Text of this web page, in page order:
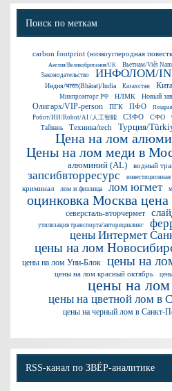
Поиск по меткам
carbon footprint (низкоуглеродная
Англия/Великобритания/UK Вьетнам/Việt Nam
Законодательство ИНФОЛОМ/
Индия/भारत(Bhārat)/India Казахстан
Минпромторг РФ НЛМК Новый
Олигарх/VIP-person ПГК ПФО
Робот/ИИ/Robot/AI /人工智能 СЗФО СФО
Тайвань Техника/tech Турция/
Цена на лом
Цены на лом меди в
алюминий (AL) водный
запсибвторресурс инвестиционная
криминал лом и физлица лом югмет
оцинковка Москва цена
северсталь-вторчермет
утилизация транспорта/авторециклинг
цены Интермет
цены на лом
цены на лом Уни-Блок цены на
цены на лом красный октябрь
цены на лом
цены на цветной лом в
цены на черный лом в Санкт-
RSS-канал по ЗВЁР-аналитике